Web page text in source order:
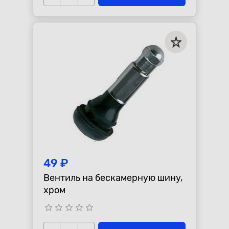
49 ₽
Вентиль на бескамерную шину,
хром
star_border star_border star_border star_border star_border